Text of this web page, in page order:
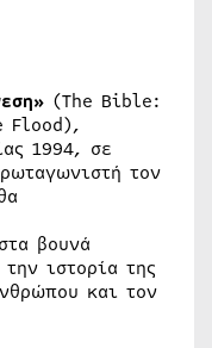
(The Bible:
Flood),
1994, σε
τον
βουνά
ιστορία της
και τον